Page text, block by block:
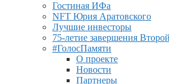
Гостиная ИФа
NFT Юрия Аратовского
Лучшие инвесторы
75-летие завершения
#ГолосПамяти
О проекте
Новости
Партнеры